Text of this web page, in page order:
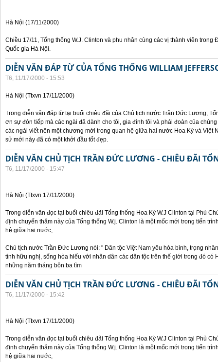
Hà Nội (17/11/2000)
Chiều 17/11, Tổng thống W.J. Clinton và phu nhân cùng các vị thành viên
Quốc gia Hà Nội.
DIỄN VĂN ĐÁP TỪ CỦA TỔNG THỐNG WILLIAM
T6, 11/17/2000 - 15:53
Hà Nội (Ttxvn 17/11/2000)
Trong diễn văn đáp từ tại buổi chiêu đãi của Chủ tịch nước Trần Đức Lương,
ơn sự đón tiếp mà các ngài đã dành cho tôi, gia đình tôi và phái đoàn của
các ngài viết nên một chương mới trong quan hệ giữa hai nước Hoa Kỳ và Việt
sử mới này đã có một khởi đầu tốt đẹp.
DIỄN VĂN CHỦ TỊCH TRẦN ĐỨC LƯƠNG - CHIÊU ĐÃI
T6, 11/17/2000 - 15:47
Hà Nội (Ttxvn 17/11/2000)
Trong diễn văn đọc tại buổi chiêu đãi Tổng thống Hoa Kỳ W.J Clinton tại Phủ
định chuyến thăm này của Tổng thống W.j. Clinton là một mốc mới trong tiến
hệ giữa hai nước,
Chủ tịch nước Trần Đức Lương nói: " Dân tộc Việt Nam yêu hòa bình, trọng
tình hữu nghị, sống hòa hiếu với nhân dân các dân tộc trên thế giới trong đó có
những năm tháng bôn ba tìm
DIỄN VĂN CHỦ TỊCH TRẦN ĐỨC LƯƠNG - CHIÊU ĐÃI
T6, 11/17/2000 - 15:42
Hà Nội (Ttxvn 17/11/2000)
Trong diễn văn đọc tại buổi chiêu đãi Tổng thống Hoa Kỳ W.J Clinton tại Phủ
định chuyến thăm này của Tổng thống W.j. Clinton là một mốc mới trong tiến
hệ giữa hai nước,